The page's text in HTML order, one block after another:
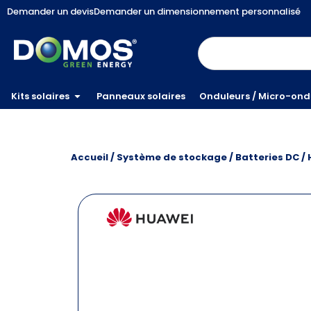
Demander un devisDemander un dimensionnement personnalisé
Kits solaires Panneaux solaires Onduleurs / Micro-
Accueil/ Système de stockage/ Batteries DC/